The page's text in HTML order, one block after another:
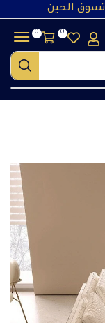
تسوق الحين
0
0